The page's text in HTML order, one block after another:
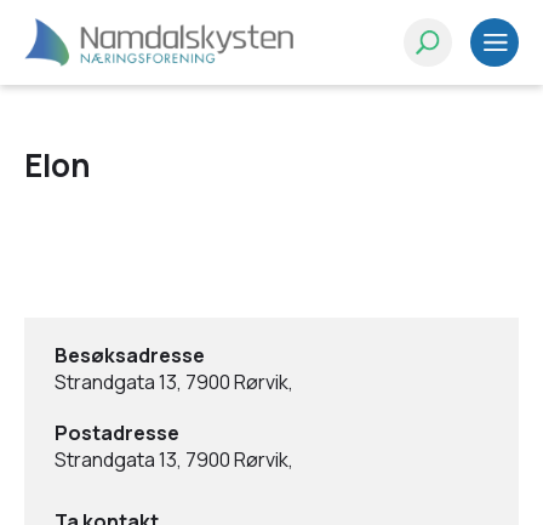
Elon
Besøksadresse
Strandgata 13, 7900 Rørvik,
Postadresse
Strandgata 13, 7900 Rørvik,